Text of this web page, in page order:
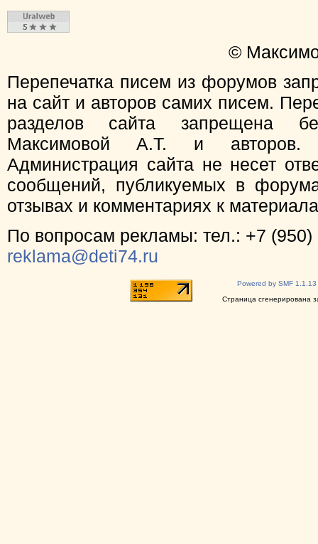
©
Перепечатка писем из форумов
на сайт и авторов самих писем.
разделов сайта запрещена
Максимовой А.Т. и
Администрация сайта не несет
сообщений, публикуемых в
отзывах и комментариях к
По вопросам рекламы: тел.: +7 (950)
reklama@deti74.ru
Powered by SMF 1.1.13
Страница сгенерирована